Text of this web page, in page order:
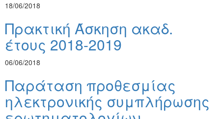
18/06/2018
Πρακτική Άσκηση ακαδ.
έτους 2018-2019
06/06/2018
Παράταση προθεσμίας
ηλεκτρονικής συμπλήρωσης